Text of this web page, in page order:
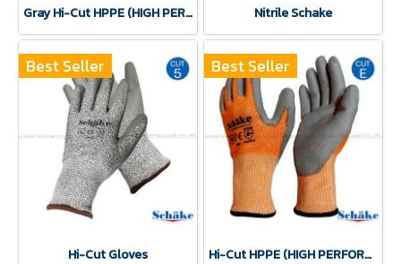
Gray Hi-Cut HPPE (HIGH PERFORMANCE POLYETHYLENE) Gloves Nitrile Schake
Best Seller
Hi-Cut Gloves
Best Seller
Hi-Cut HPPE (HIGH PERFORMANCE POLYETHYLENE) Gloves